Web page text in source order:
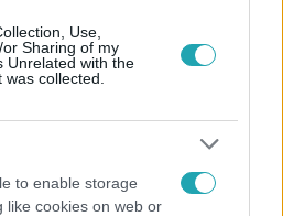
Use,
Sharing of my
Unrelated with the
collected.
to enable storage
like cookies on web or